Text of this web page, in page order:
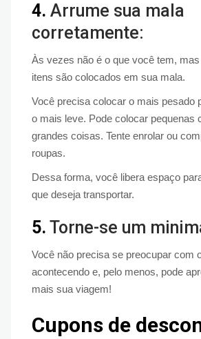
4. Arrume sua mala
corretamente:
Às vezes não é o que você tem,
itens são colocados em sua mala.
Você precisa colocar o mais pesado
o mais leve. Pode colocar pequenas
grandes coisas. Tente enrolar ou
roupas.
Dessa forma, você libera espaço
que deseja transportar.
5. Torne-se um
Você não precisa se preocupar com
acontecendo e, pelo menos, pode
mais sua viagem!
Cupons de